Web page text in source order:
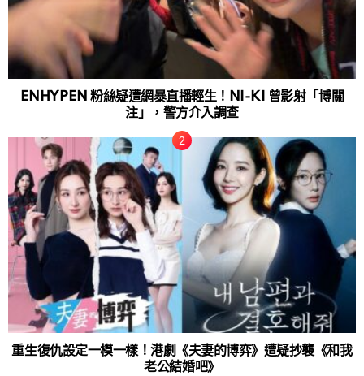
ENHYPEN 粉絲疑遭網暴直播輕生！NI-KI 曾影射「博關
注」，警方介入調查
重生復仇設定一模一樣！港劇《夫妻的博弈》遭疑抄襲《和我
老公結婚吧》